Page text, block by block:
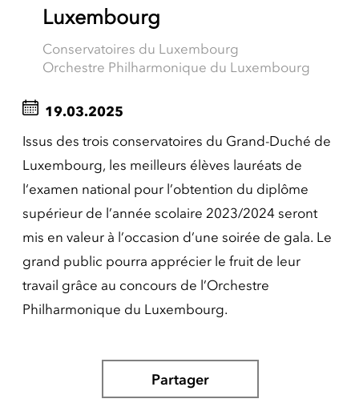
Luxembourg
Conservatoires du Luxembourg
Orchestre Philharmonique du Luxembourg
19.03.2025
Issus des trois conservatoires du Grand-Duché de
Luxembourg, les meilleurs élèves lauréats de
l‘examen national pour l’obtention du diplôme
supérieur de l’année scolaire 2023/2024 seront
mis en valeur à l’occasion d’une soirée de gala. Le
grand public pourra apprécier le fruit de leur
travail grâce au concours de l’Orchestre
Philharmonique du Luxembourg.
Partager